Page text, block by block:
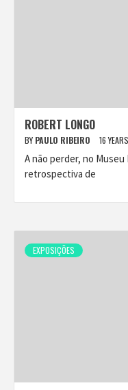
ROBERT LONGO
BY PAULO RIBEIRO 16
A não perder, no
retrospectiva de
EXPOSIÇÕES